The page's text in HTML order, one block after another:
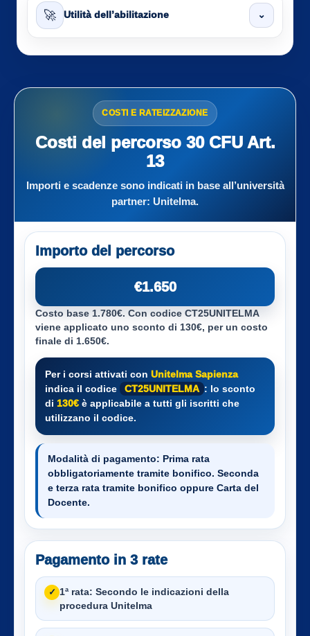
🚀 Utilità dell’abilitazione ⌄
COSTI E RATEIZZAZIONE
Costi del percorso 30 CFU Art.
13
Importi e scadenze sono indicati in base all’università
partner: Unitelma.
Importo del percorso
€1.650
Costo base 1.780€. Con codice CT25UNITELMA
viene applicato uno sconto di 130€, per un costo
finale di 1.650€.
Per i corsi attivati con Unitelma Sapienza
indica il codice
CT25UNITELMA : lo sconto
di 130€ è applicabile a tutti gli iscritti che
utilizzano il codice.
Modalità di pagamento: Prima rata
obbligatoriamente tramite bonifico. Seconda
e terza rata tramite bonifico oppure Carta del
Docente.
Pagamento in 3 rate
✓ 1ª rata: Secondo le indicazioni della
procedura Unitelma